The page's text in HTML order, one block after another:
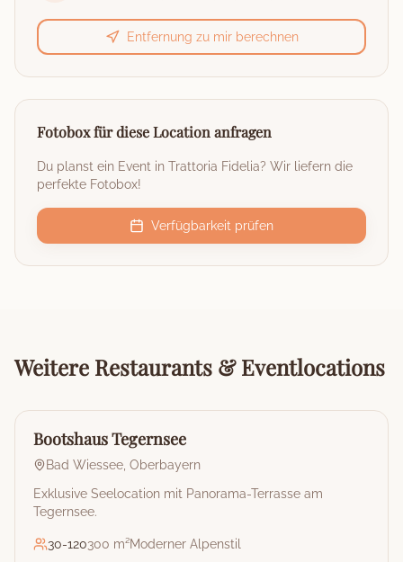
Entfernung zu mir berechnen
Fotobox für diese Location anfragen
Du planst ein Event in Trattoria Fidelia? Wir liefern die
perfekte Fotobox!
Verfügbarkeit prüfen
Weitere Restaurants & Eventlocations
🏰
Restaurant & Eventlocation
Bootshaus Tegernsee
Bad Wiessee Oberbayern
Exklusive Seelocation mit Panorama-Terrasse am
Tegernsee.
30-120300 m²Moderner Alpenstil